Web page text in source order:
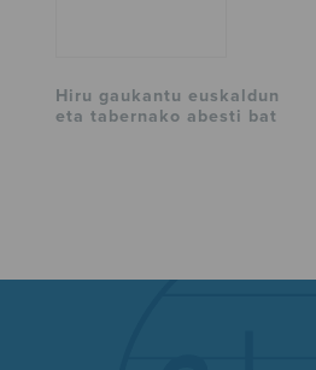
Hiru gaukantu euskaldun
eta tabernako abesti bat